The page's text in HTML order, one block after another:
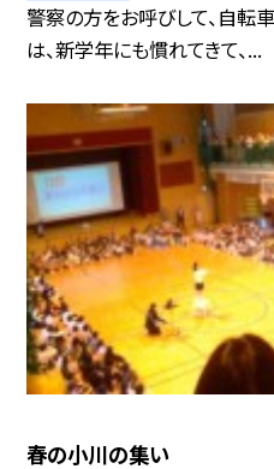
警察の方をお呼びして、自転
は、新学年にも慣れてきて、...
春の小川の集い